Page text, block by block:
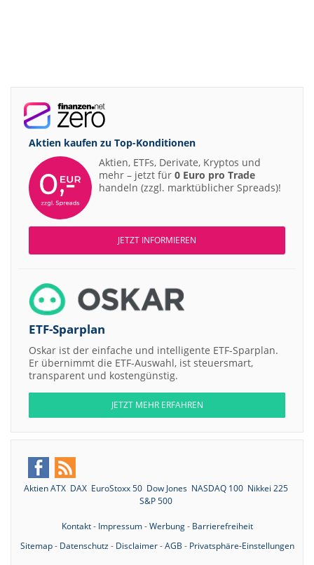
Aktien kaufen zu Top-Konditionen
Aktien, ETFs, Derivate, Kryptos und
mehr – jetzt für 0 Euro pro Trade
handeln (zzgl. marktüblicher Spreads)!
JETZT INFORMIEREN
ETF-Sparplan
Oskar ist der einfache und intelligente ETF-Sparplan.
Er übernimmt die ETF-Auswahl, ist steuersmart,
transparent und kostengünstig.
JETZT MEHR ERFAHREN
Aktien ATX DAX EuroStoxx 50 Dow Jones NASDAQ 100 Nikkei 225
S&P 500
Kontakt- Impressum-Werbung- Barrierefreiheit
Sitemap- Datenschutz- Disclaimer-AGB - Privatsphäre-Einstellungen